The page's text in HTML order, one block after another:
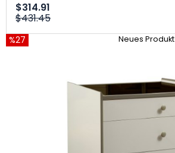
$314.91
$431.45
%27 Neues Produkt